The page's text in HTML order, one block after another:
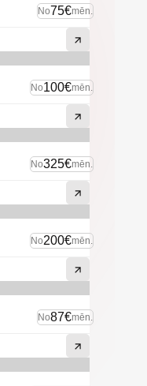
No75€mēn.
No100€mēn.
No325€mēn.
No200€mēn.
No87€mēn.